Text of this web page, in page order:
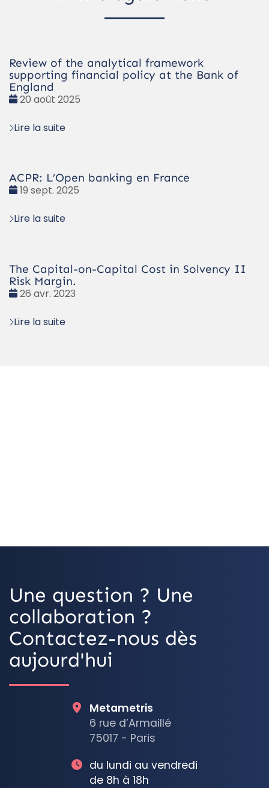
Review of the analytical framework
supporting financial policy at the Bank of
England
Date
20 août 2025
Lire la suite
ACPR: L’Open banking en France
Date
19 sept. 2025
Lire la suite
The Capital-on-Capital Cost in Solvency II
Risk Margin.
Date
26 avr. 2023
Lire la suite
Une question ? Une
collaboration ?
Contactez-nous dès
aujourd'hui
Metametris
6 rue d’Armaillé
75017 - Paris
du lundi au vendredi
de 8h à 18h